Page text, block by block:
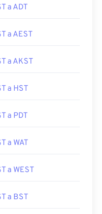
a ADT
a AEST
a AKST
a HST
a PDT
a WAT
a WEST
a BST